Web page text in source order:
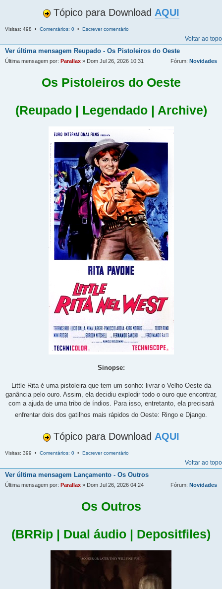
Tópico para Download AQUI
Visitas: 498 • Comentários: 0 • Escrever comentário
Voltar ao topo
Ver última mensagem Reupado - Os Pistoleiros do Oeste
Última mensagem por: Parallax » Dom Jul 26, 2026 10:31 Fórum: Novidades
Os Pistoleiros do Oeste
(Reupado | Legendado | Archive)
Sinopse:
Little Rita é uma pistoleira que tem um sonho: livrar o Velho Oeste da
ganância pelo ouro. Assim, ela decidiu explodir todo o ouro que encontrar,
com a ajuda de uma tribo de índios. Para isso, entretanto, ela precisará
enfrentar dois dos gatilhos mais rápidos do Oeste: Ringo e Django.
Tópico para Download AQUI
Visitas: 399 • Comentários: 0 • Escrever comentário
Voltar ao topo
Ver última mensagem Lançamento - Os Outros
Última mensagem por: Parallax » Dom Jul 26, 2026 04:24 Fórum: Novidades
Os Outros
(BRRip | Dual áudio | Depositfiles)